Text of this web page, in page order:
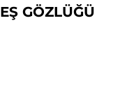
GÖZLÜĞÜ